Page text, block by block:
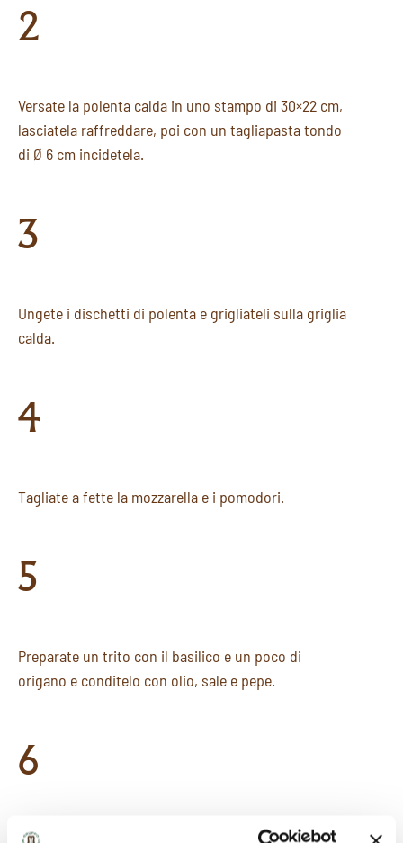
2
Versate la polenta calda in uno stampo di 30×22 cm,
lasciatela raffreddare, poi con un tagliapasta tondo
di Ø 6 cm incidetela.
3
Ungete i dischetti di polenta e grigliateli sulla griglia
calda.
4
Tagliate a fette la mozzarella e i pomodori.
5
Preparate un trito con il basilico e un poco di
origano e conditelo con olio, sale e pepe.
6